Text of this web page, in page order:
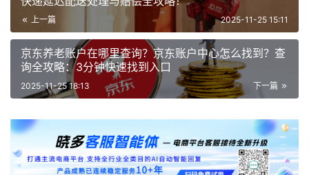
上一篇 2025-11-25 15:11
京东养老账户在哪里查询？京东账户中心怎么找到？查
询全攻略：3分钟快速找到入口
下一篇
2025-11-25 18:13